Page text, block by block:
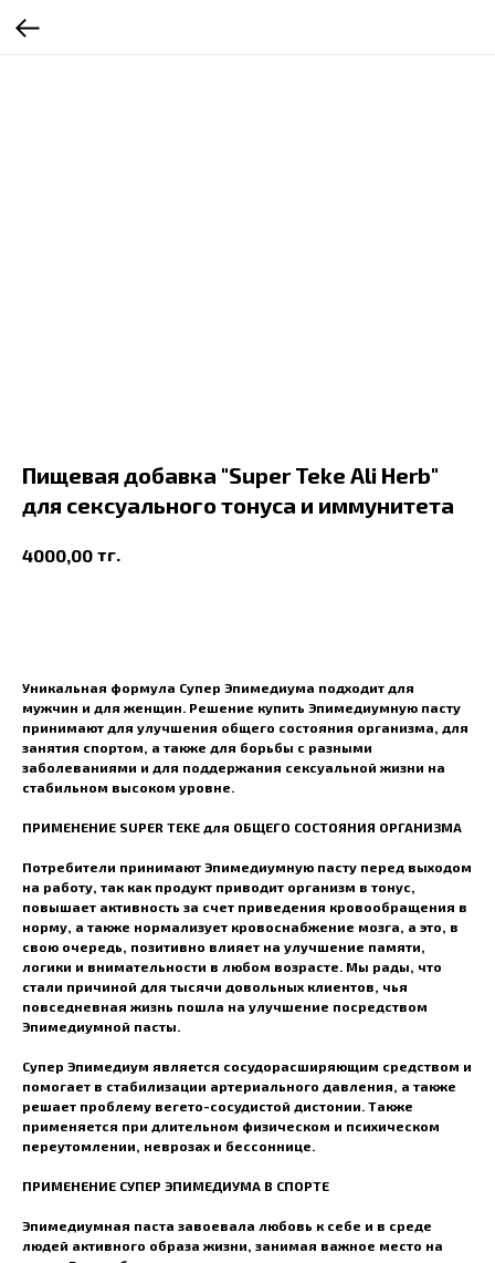
Пищевая добавка "Super Teke Ali Herb"
для сексуального тонуса и иммунитета
4000,00 тг.
Уникальная формула Супер Эпимедиума подходит для
мужчин и для женщин. Решение купить Эпимедиумную пасту
принимают для улучшения общего состояния организма, для
занятия спортом, а также для борьбы с разными
заболеваниями и для поддержания сексуальной жизни на
стабильном высоком уровне.
ПРИМЕНЕНИЕ SUPER TEKE для ОБЩЕГО СОСТОЯНИЯ ОРГАНИЗМА
Потребители принимают Эпимедиумную пасту перед выходом
на работу, так как продукт приводит организм в тонус,
повышает активность за счет приведения кровообращения в
норму, а также нормализует кровоснабжение мозга, а это, в
свою очередь, позитивно влияет на улучшение памяти,
логики и внимательности в любом возрасте. Мы рады, что
стали причиной для тысячи довольных клиентов, чья
повседневная жизнь пошла на улучшение посредством
Эпимедиумной пасты.
Супер Эпимедиум является сосудорасширяющим средством и
помогает в стабилизации артериального давления, а также
решает проблему вегето-сосудистой дистонии. Также
применяется при длительном физическом и психическом
переутомлении, неврозах и бессоннице.
ПРИМЕНЕНИЕ СУПЕР ЭПИМЕДИУМА В СПОРТЕ
Эпимедиумная паста завоевала любовь к себе и в среде
людей активного образа жизни, занимая важное место на